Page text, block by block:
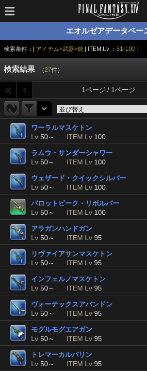
エオルゼアデータベー
検索条件：| アイテム>武器>銃 | ITEM Lv ： 51-100
検索結果 （27件）
1ページ / 1ページ
ワーラルマスケトン
Lv 50～ ITEM Lv 100
ラムウ・サンダーシャワー
Lv 50～ ITEM Lv 100
ウェザード・クイックシルバー
Lv 50～ ITEM Lv 100
パロットビーク・リボルバー
Lv 50～ ITEM Lv 100
アラガンハンドガン
Lv 50～ ITEM Lv 95
リヴァイアサンマスケトン
Lv 50～ ITEM Lv 95
インフェルノマスケトン
Lv 50～ ITEM Lv 95
ヴォーテックスアバンドン
Lv 50～ ITEM Lv 95
モグルモグエアガン
Lv 50～ ITEM Lv 95
トレマーカルバリン
Lv 50～ ITEM Lv 95